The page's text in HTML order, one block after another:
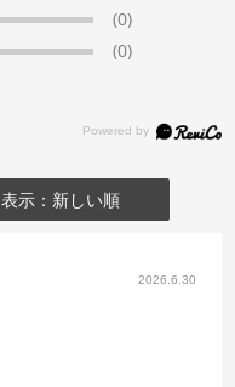
(0)
(0)
表示：新しい順
2026.6.30